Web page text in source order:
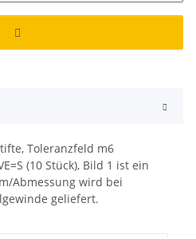
Toleranzfeld m6
(10 Stück), Bild 1 ist ein
Abmessung wird bei
geliefert.